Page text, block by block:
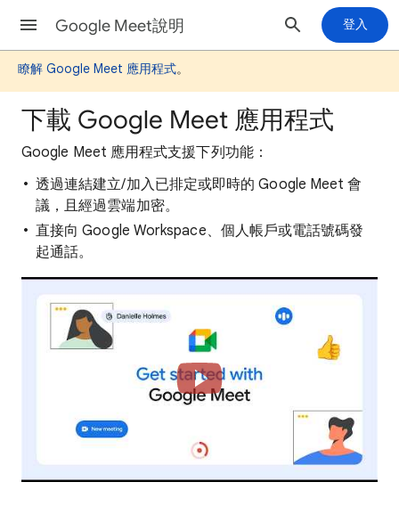
Google Meet說明 登入
瞭解 Google Meet 應用程式。
下載 Google Meet 應用程式
Google Meet 應用程式支援下列功能：
透過連結建立/加入已排定或即時的 Google Meet 會
議，且經過雲端加密。
直接向 Google Workspace、個人帳戶或電話號碼發
起通話。